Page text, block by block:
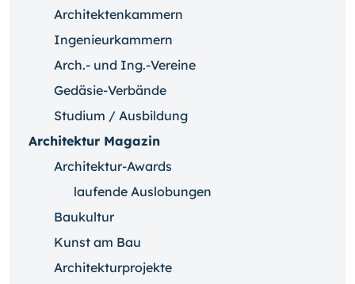
Architektenkammern
Ingenieurkammern
Arch.- und Ing.-Vereine
Gedäsie-Verbände
Studium / Ausbildung
Architektur Magazin
Architektur-Awards
laufende Auslobungen
Baukultur
Kunst am Bau
Architekturprojekte